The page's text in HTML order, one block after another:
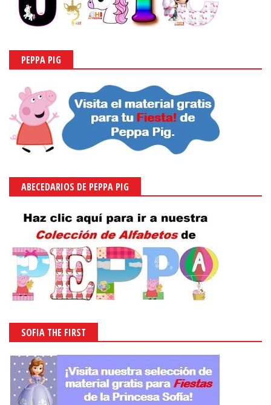
PEPPA PIG
ABECEDARIOS DE PEPPA PIG
SOFIA THE FIRST